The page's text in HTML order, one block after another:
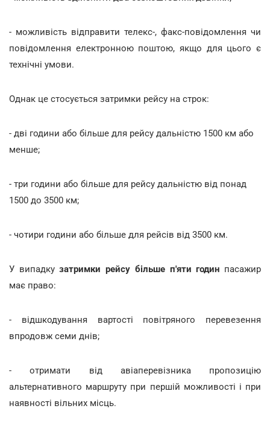
- можливість відправити телекс-, факс-повідомлення чи
повідомлення електронною поштою, якщо для цього є
технічні умови.
Однак це стосується затримки рейсу на строк:
- дві години або більше для рейсу дальністю 1500 км або
менше;
- три години або більше для рейсу дальністю від понад
1500 до 3500 км;
- чотири години або більше для рейсів від 3500 км.
У випадкузатримки рейсу більше п'яти годин пасажир
має право:
- відшкодування вартості повітряного перевезення
впродовж семи днів;
- отримати від авіаперевізника пропозицію
альтернативного маршруту при першій можливості і при
наявності вільних місць.